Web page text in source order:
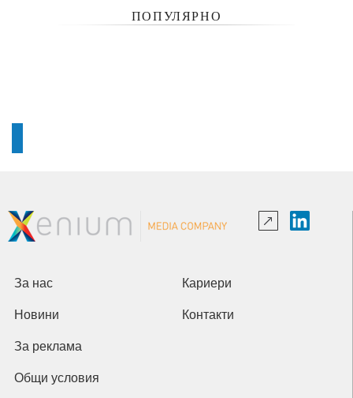
ПОПУЛЯРНО
За нас Кариери
Новини Контакти
За реклама
Общи условия